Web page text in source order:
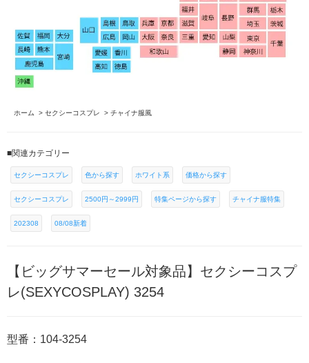
ホーム > セクシーコスプレ > チャイナ服風
■関連カテゴリー
セクシーコスプレ 色から探す ホワイト系 価格から探す
セクシーコスプレ 2500円～2999円 特集ページから探す チャイナ服特集
202308 08/08新着
【ビッグサマーセール対象品】セクシーコスプ
レ(SEXYCOSPLAY) 3254
型番：104-3254